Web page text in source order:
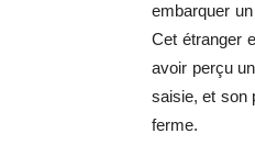
embarquer
Cet étranger
avoir perçu
saisie, et son
ferme.